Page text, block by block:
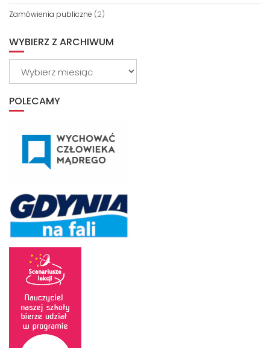
Zamówienia publiczne (2)
WYBIERZ Z ARCHIWUM
POLECAMY